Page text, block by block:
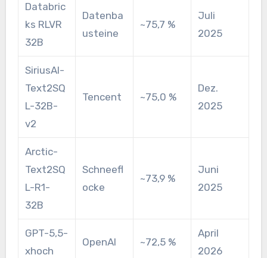
Databric
ks RLVR
32B
Datenba
usteine
~75,7 %
Juli
2025
SiriusAI-
Text2SQ
L-32B-
v2
Tencent ~75,0 %
Dez.
2025
Arctic-
Text2SQ
L-R1-
32B
Schneefl
ocke
~73,9 %
Juni
2025
GPT-5,5-
xhoch
OpenAI ~72,5 %
April
2026